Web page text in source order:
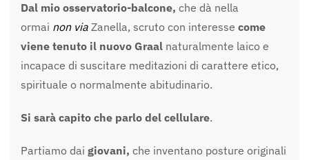
Dal mio osservatorio-balcone, che dà nella
ormai non via Zanella, scruto con interesse come
viene tenuto il nuovo Graal naturalmente laico e
incapace di suscitare meditazioni di carattere etico,
spirituale o normalmente abitudinario.
Si sarà capito che parlo del cellulare.
Partiamo dai giovani, che inventano posture originali